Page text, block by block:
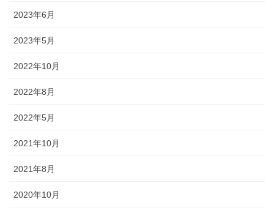
2023年6月
2023年5月
2022年10月
2022年8月
2022年5月
2021年10月
2021年8月
2020年10月
｢氷室開き｣、｢加賀万祭｣
◆金沢最大のお祭りといえば「金沢百万石まつり」。加賀藩主・前